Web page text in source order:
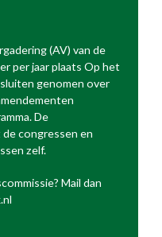
(AV) van de
per jaar plaats Op het
genomen over
De
congressen en
zelf.
Mail dan